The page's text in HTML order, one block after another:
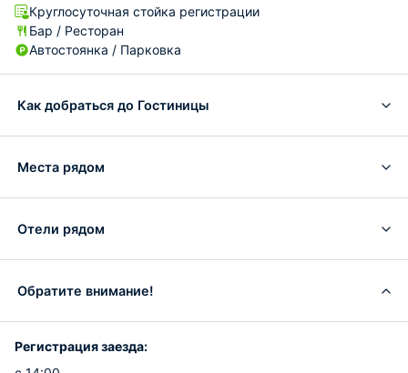
Круглосуточная стойка регистрации
Бар / Ресторан
Автостоянка / Парковка
Как добраться до Гостиницы
Места рядом
Отели рядом
Обратите внимание!
Регистрация заезда: